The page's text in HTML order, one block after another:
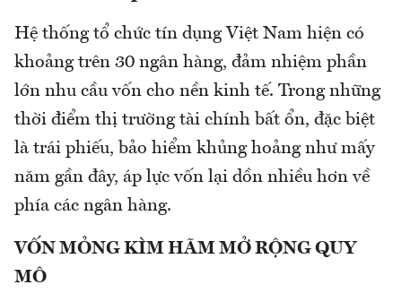
Hệ thống tổ chức tín dụng Việt Nam hiện có
khoảng trên 30 ngân hàng, đảm nhiệm phần
lớn nhu cầu vốn cho nền kinh tế. Trong những
thời điểm thị trường tài chính bất ổn, đặc biệt
là trái phiếu, bảo hiểm khủng hoảng như mấy
năm gần đây, áp lực vốn lại dồn nhiều hơn về
phía các ngân hàng.
VỐN MỎNG KÌM HÃM MỞ RỘNG QUY
MÔ